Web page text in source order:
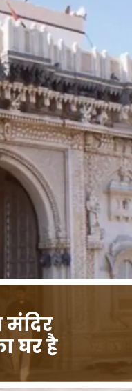
मंदिर
हजारों चूहों का घर है